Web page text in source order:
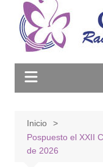
Inicio
Pospuesto el XXII
de 2026